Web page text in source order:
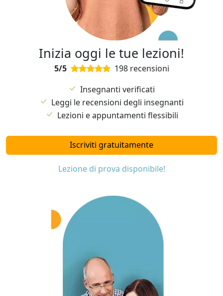
Inizia oggi le tue lezioni!
5/5
198 recensioni
Insegnanti verificati
Leggi le recensioni degli insegnanti
Lezioni e appuntamenti flessibili
Iscriviti gratuitamente
Lezione di prova disponibile!